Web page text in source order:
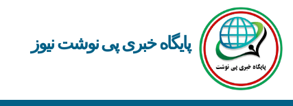
پایگاه خبری پی نوشت نیوز